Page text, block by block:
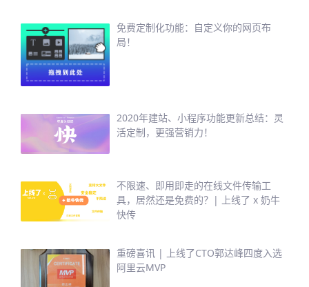
免费定制化功能：自定义你的网页布
局！
2020年建站、小程序功能更新总结：灵
活定制，更强营销力！
不限速、即用即走的在线文件传输工
具，居然还是免费的？| 上线了 x 奶牛
快传
重磅喜讯 | 上线了CTO郭达峰四度入选
阿里云MVP